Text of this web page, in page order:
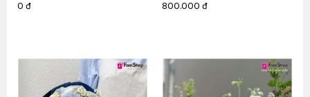
0 đ 800.000 đ